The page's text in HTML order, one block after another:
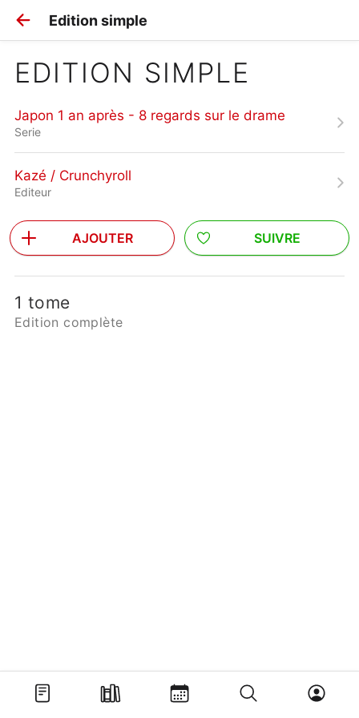
Edition simple
EDITION SIMPLE
Japon 1 an après - 8 regards sur le drame
Serie
Kazé / Crunchyroll
Editeur
AJOUTER SUIVRE
1 tome
Edition complète